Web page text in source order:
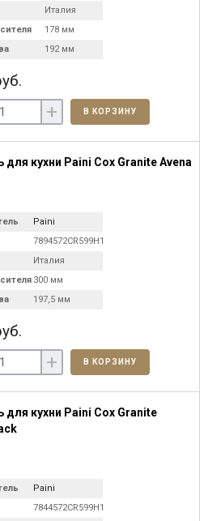
Италия
178 мм
192 мм
+ В КОРЗИНУ
для кухни Paini Cox Granite Avena
Paini
7894572CR599H1KM
Италия
300 мм
197,5 мм
+ В КОРЗИНУ
для кухни Paini Cox Granite
Paini
7844572CR599H1KM